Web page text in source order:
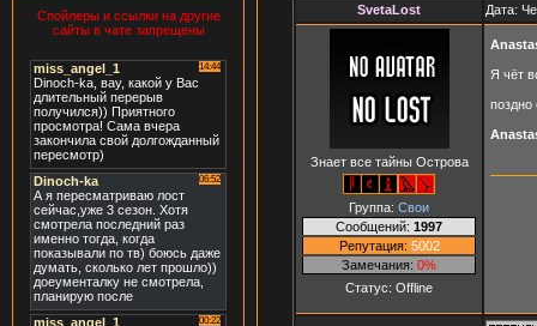
Спойлеры и ссылки на другие
сайты в чате запрещены
SvetaLost Дата:
Знает все тайны Острова
Группа: Свои
Сообщений: 1997
Репутация: 5002
Замечания: 0%
Статус: Offline
Я чёт
поздно